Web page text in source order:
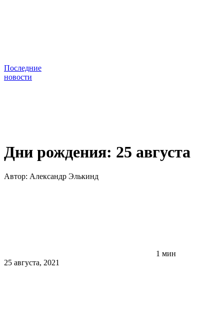
Последние
новости
Дни рождения: 25 августа
Автор: Александр Элькинд
1 мин
25 августа, 2021